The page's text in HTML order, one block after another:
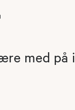
med på i